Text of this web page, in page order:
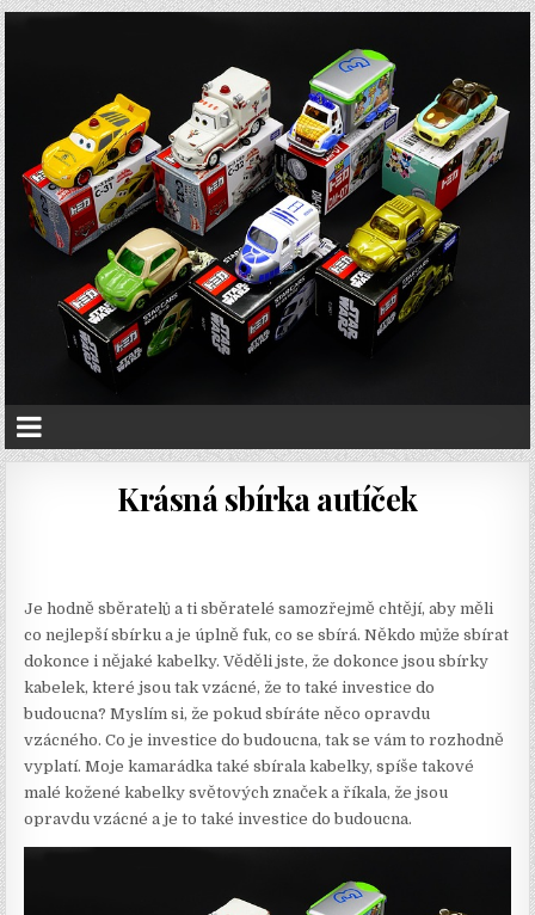
Krásná sbírka autíček
Je hodně sběratelů a ti sběratelé samozřejmě chtějí, aby měli
co nejlepší sbírku a je úplně fuk, co se sbírá. Někdo může sbírat
dokonce i nějaké kabelky. Věděli jste, že dokonce jsou sbírky
kabelek, které jsou tak vzácné, že to také investice do
budoucna? Myslím si, že pokud sbíráte něco opravdu
vzácného. Co je investice do budoucna, tak se vám to rozhodně
vyplatí. Moje kamarádka také sbírala kabelky, spíše takové
malé kožené kabelky světových značek a říkala, že jsou
opravdu vzácné a je to také investice do budoucna.